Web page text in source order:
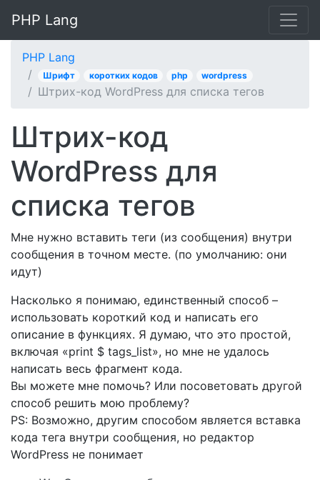
PHP Lang
PHP Lang
Шрифт коротких кодов php wordpress
Штрих-код WordPress для списка тегов
Штрих-код
WordPress для
списка тегов
Мне нужно вставить теги (из сообщения) внутри
сообщения в точном месте. (по умолчанию: они
идут)
Насколько я понимаю, единственный способ –
использовать короткий код и написать его
описание в функциях. Я думаю, что это простой,
включая «print $ tags_list», но мне не удалось
написать весь фрагмент кода.
Вы можете мне помочь? Или посоветовать другой
способ решить мою проблему?
PS: Возможно, другим способом является вставка
кода тега внутри сообщения, но редактор
WordPress не понимает